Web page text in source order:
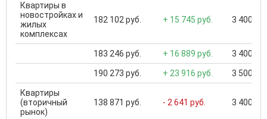
Квартиры в
новостройках и
жилых
комплексах
182 102 руб. + 15 745 руб. 3 400
183 246 руб. + 16 889 руб. 3 400
190 273 руб. + 23 916 руб. 3 500
Квартиры
(вторичный
рынок)
138 871 руб. - 2 641 руб. 3 400